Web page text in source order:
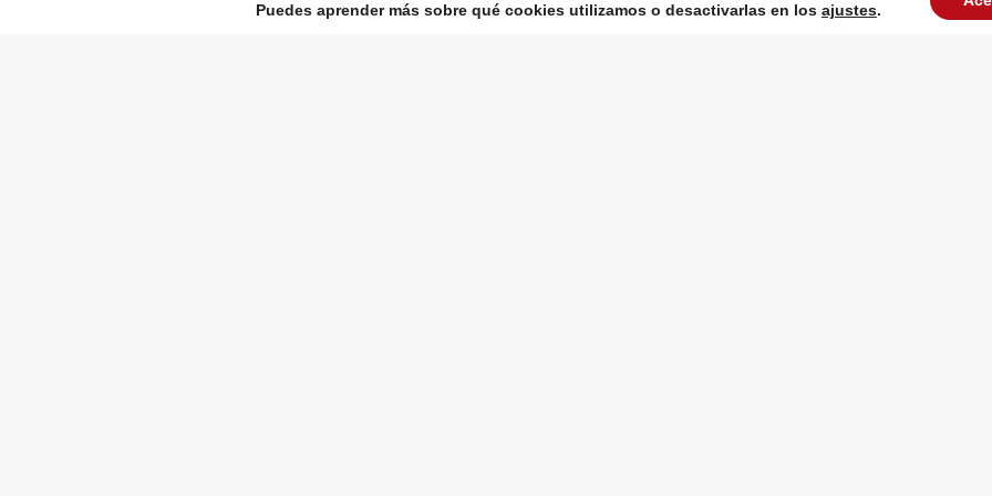
+ INFO
Puedes aprender más sobre qué cookies utilizamos o desactivarlas en los ajustes.